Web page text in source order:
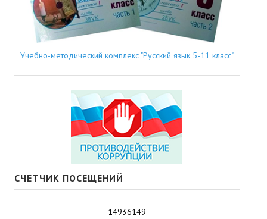
Учебно-методический комплекс "Русский язык 5-11 класс"
СЧЕТЧИК ПОСЕЩЕНИЙ
14936149